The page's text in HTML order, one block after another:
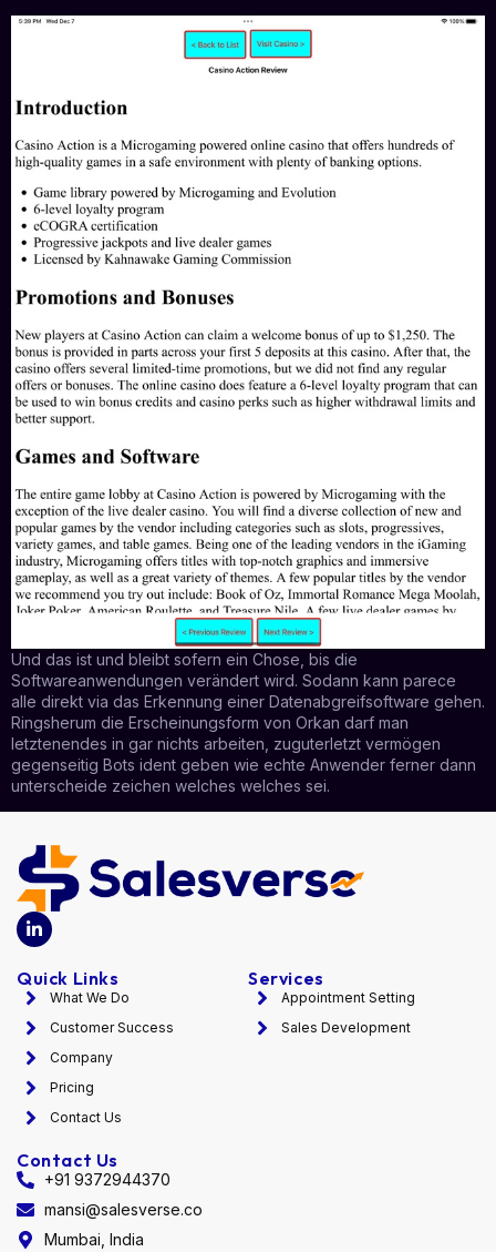
Und das ist und bleibt sofern ein Chose, bis die
Softwareanwendungen verändert wird. Sodann kann parece
alle direkt via das Erkennung einer Datenabgreifsoftware gehen.
Ringsherum die Erscheinungsform von Orkan darf man
letztenendes in gar nichts arbeiten, zuguterletzt vermögen
gegenseitig Bots ident geben wie echte Anwender ferner dann
unterscheide zeichen welches welches sei.
Quick Links
What We Do
Customer Success
Company
Pricing
Contact Us
Services
Appointment Setting
Sales Development
Contact Us
+91 9372944370
mansi@salesverse.co
Mumbai, India